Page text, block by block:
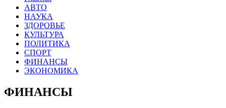
АВТО
НАУКА
ЗДОРОВЬЕ
КУЛЬТУРА
ПОЛИТИКА
СПОРТ
ФИНАНСЫ
ЭКОНОМИКА
ФИНАНСЫ